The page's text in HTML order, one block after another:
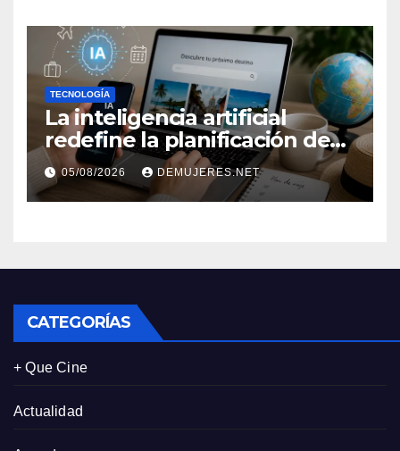
TECNOLOGÍA
La inteligencia artificial
redefine la planificación de
viajes: Los huéspedes
centran sus decisiones y
expectativas enfocándose en
05/08/2026 DEMUJERES.NET
CATEGORÍAS
+ Que Cine
Actualidad